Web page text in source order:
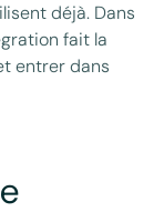
déjà. Dans
fait la
entrer dans